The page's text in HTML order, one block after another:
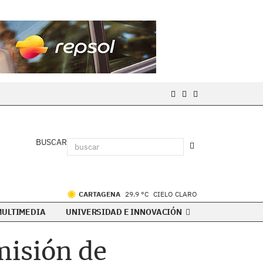
BUSCAR
CARTAGENA 29.9 °C CIELO CLARO
UNIVERSIDAD E INNOVACIÓN
de